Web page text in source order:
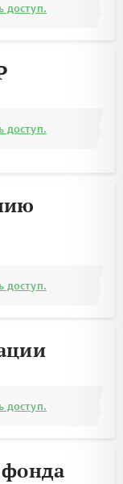
доступ.
доступ.
доступ.
доступ.